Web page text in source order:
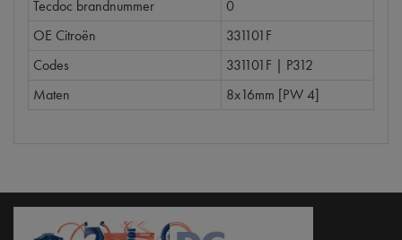
Tecdoc brandnummer
0
OE Citroën
331101F
Codes
331101F | P312
Maten
8x16mm [PW 4]